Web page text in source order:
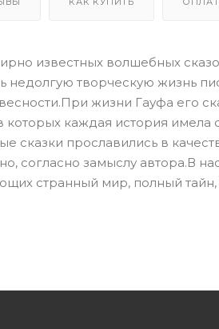
известных волшебных
творческую жизнь
жизни Гауфа его
которых каждая история
сказки прославились в
согласно замыслу автора.В
странный мир, полный тайн,